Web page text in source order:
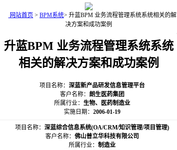
网站首页 > BPM系统> 升蓝BPM 业务流程管理系统系统相关的解
决方案和成功案例
升蓝BPM 业务流程管理系统系统
相关的解决方案和成功案例
项目名称： 深蓝新产品研发信息管理平台
客户名称： 朗生医药集团
所属行业： 生物、医药制造业
实施日期： 2006-01-19
项目名称： 深蓝综合信息系统(OA/CRM/知识管理/项目管理)
客户名称： 佛山普立华科技有限公司
所属行业： 制造业